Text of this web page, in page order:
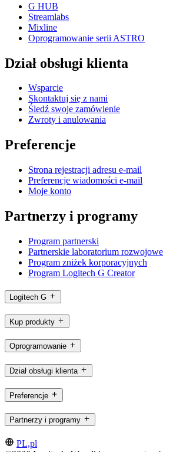
G HUB
Streamlabs
Mixline
Oprogramowanie serii ASTRO
Dział obsługi klienta
Wsparcie
Skontaktuj się z nami
Śledź swoje zamówienie
Zwroty i anulowania
Preferencje
Strona rejestracji adresu e-mail
Preferencje wiadomości e-mail
Moje konto
Partnerzy i programy
Program partnerski
Partnerskie laboratorium rozwojowe
Program zniżek korporacyjnych
Program Logitech G Creator
Logitech G
Kup produkty
Oprogramowanie
Dział obsługi klienta
Preferencje
Partnerzy i programy
PL,pl